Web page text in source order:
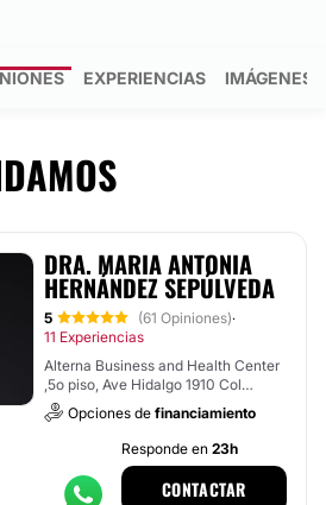
EXPERIENCIAS IMÁGENES
DRA. MARIA ANTONIA
HERNÁNDEZ SEPÚLVEDA
5 (61 Opiniones)·
11 Experiencias
Alterna Business and Health Center
,5o piso, Ave Hidalgo 1910 Col
obispado,, Monterrey
Opciones de financiamiento
Responde en 23h
CONTACTAR